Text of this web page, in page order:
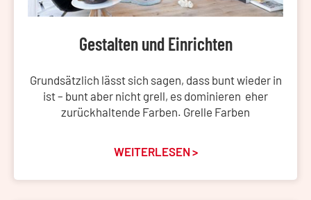
Gestalten und Einrichten
Grundsätzlich lässt sich sagen, dass bunt wieder in
ist – bunt aber nicht grell, es dominieren eher
zurückhaltende Farben. Grelle Farben
WEITERLESEN >